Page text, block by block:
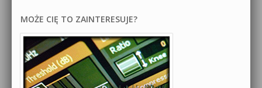
MOŻE CIĘ TO ZAINTERESUJE?